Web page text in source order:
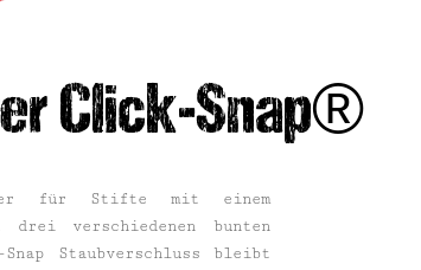
Click-Snap®
für Stifte mit einem
verschiedenen bunten
Staubverschluss bleibt